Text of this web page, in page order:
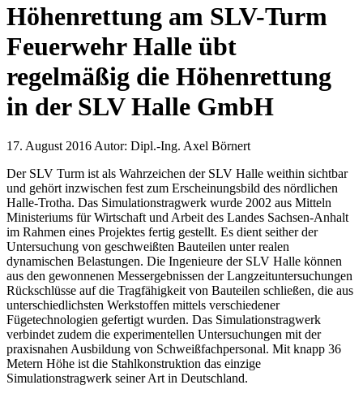
Höhenrettung am SLV-Turm
Feuerwehr Halle übt
regelmäßig die Höhenrettung
in der SLV Halle GmbH
17. August 2016 Autor: Dipl.-Ing. Axel Börnert
Der SLV Turm ist als Wahrzeichen der SLV Halle weithin sichtbar
und gehört inzwischen fest zum Erscheinungsbild des nördlichen
Halle-Trotha. Das Simulationstragwerk wurde 2002 aus Mitteln
Ministeriums für Wirtschaft und Arbeit des Landes Sachsen-Anhalt
im Rahmen eines Projektes fertig gestellt. Es dient seither der
Untersuchung von geschweißten Bauteilen unter realen
dynamischen Belastungen. Die Ingenieure der SLV Halle können
aus den gewonnenen Messergebnissen der Langzeituntersuchungen
Rückschlüsse auf die Tragfähigkeit von Bauteilen schließen, die aus
unterschiedlichsten Werkstoffen mittels verschiedener
Fügetechnologien gefertigt wurden. Das Simulationstragwerk
verbindet zudem die experimentellen Untersuchungen mit der
praxisnahen Ausbildung von Schweißfachpersonal. Mit knapp 36
Metern Höhe ist die Stahlkonstruktion das einzige
Simulationstragwerk seiner Art in Deutschland.